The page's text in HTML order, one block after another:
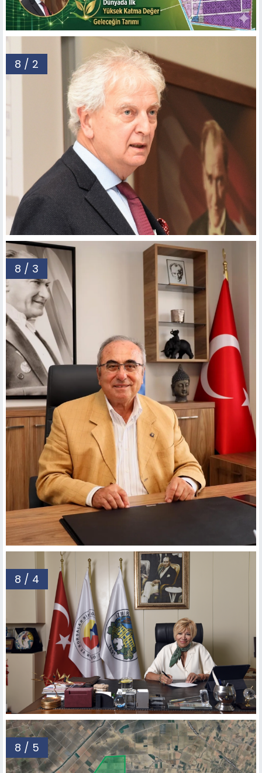
8 / 2
8 / 3
8 / 4
8 / 5